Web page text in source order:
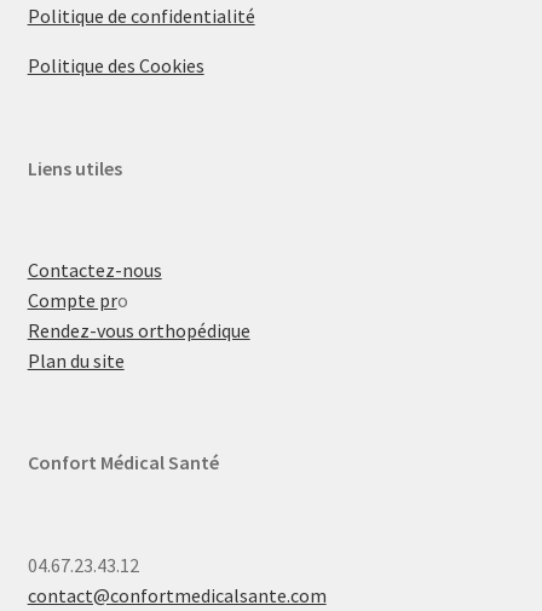
Politique de confidentialité
Politique des Cookies
Liens utiles
Contactez-nous
Compte pro
Rendez-vous orthopédique
Plan du site
Confort Médical Santé
04.67.23.43.12
contact@confortmedicalsante.com